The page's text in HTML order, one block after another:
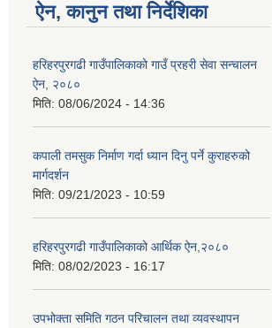
ऐन, कानुन तथा निर्देशिका
हरिहरपुरगढी गाउँपालिकाको गाउँ प्रहरी सेवा सन्चालन
ऐन, २०८०
मिति: 08/06/2024 - 14:36
कपाली तमसुक निर्माण गर्दा ध्यान दिनु पर्ने कुराहरुको
मार्गदर्शन
मिति: 09/21/2023 - 10:59
हरिहरपुरगढी गाउँपालिकाको आर्थिक ऐन,२०८०
मिति: 08/02/2023 - 16:17
उपभोक्ता समिति गठन परिचालन तथा व्यवस्थापन